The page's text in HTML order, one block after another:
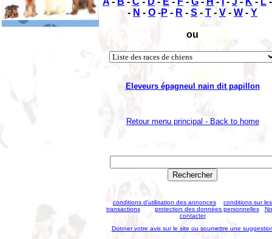
- N - O -P - R - S - T - V - W - Y
ou
Eleveurs épagneul nain dit papillon
Retour menu principal - Back to home
conditions d'utilisation des annonces
conditions sur les
transactions
protection des données personnelles
contacter
Donner votre avis sur le site ou soumettre une